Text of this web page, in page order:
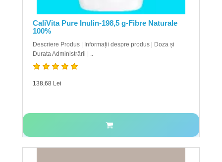
CaliVita Pure Inulin-198,5 g-Fibre Naturale
100%
Descriere Produs | Informații despre produs | Doza și
Durata Administrării | ..
138,68 Lei